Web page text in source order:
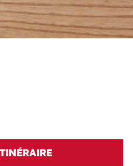
LINK OPENS IN